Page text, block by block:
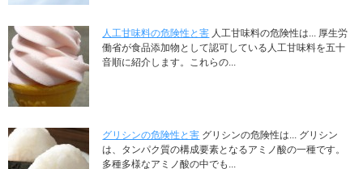
人工甘味料の危険性と害 人工甘味料の危険性は... 厚生労
働省が食品添加物として認可している人工甘味料を五十
音順に紹介します。これらの...
グリシンの危険性と害 グリシンの危険性は... グリシン
は、タンパク質の構成要素となるアミノ酸の一種です。
多種多様なアミノ酸の中でも...